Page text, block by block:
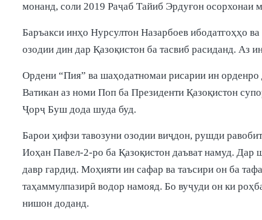
монанд, соли 2019 Раҷаб Тайиб Эрдуғон
Баръакси инҳо Нурсултон Назарбоев ибодатгоҳҳо
озодии дин дар Қазоқистон ба тасвиб расиданд. Аз
Ордени “Пия” ва шаҳодатномаи рисарии ин
Ватикан аз номи Поп ба Президенти Қазоқистон
Ҷорҷ Буш дода шуда буд.
Барои ҳифзи тавозуни озодии виҷдон, рушди
Иоҳан Павел-2-ро ба Қазоқистон даъват намуд. Дар
давр гардид. Моҳияти ин сафар ва таъсири он ба
таҳаммулпазирӣ водор намояд. Бо вуҷуди он ки
нишон доданд.